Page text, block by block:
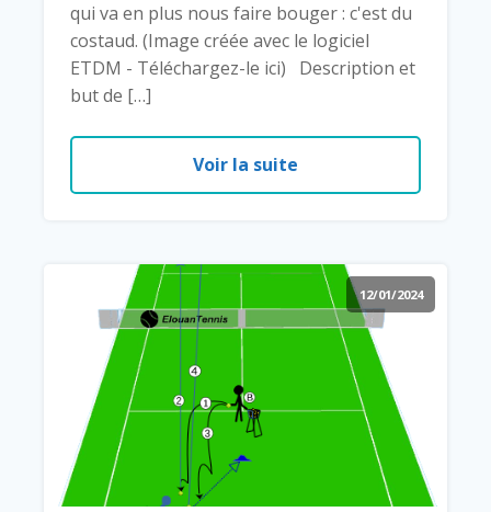
qui va en plus nous faire bouger : c'est du
costaud. (Image créée avec le logiciel
ETDM - Téléchargez-le ici) Description et
but de […]
Voir la suite
12/01/2024